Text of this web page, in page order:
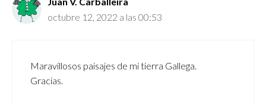
octubre 12, 2022 a las 00:53
Maravillosos paisajes de mi tierra Gallega.
Gracias.